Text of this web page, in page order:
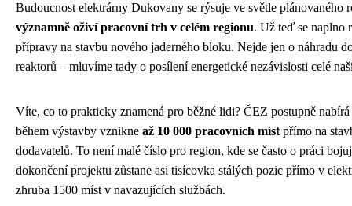
Budoucnost elektrárny Dukovany se rýsuje ve světle plánovaného
významně oživí pracovní trh v celém regionu. Už teď se naplno
přípravy na stavbu nového jaderného bloku. Nejde jen o náhradu
reaktorů – mluvíme tady o posílení energetické nezávislosti celé
Víte, co to prakticky znamená pro běžné lidi? ČEZ postupně
během výstavby vznikne až 10 000 pracovních místpřímo na
dodavatelů. To není malé číslo pro region, kde se často o práci
dokončení projektu zůstane asi tisícovka stálých pozic přímo v
zhruba 1500 míst v navazujících službách.